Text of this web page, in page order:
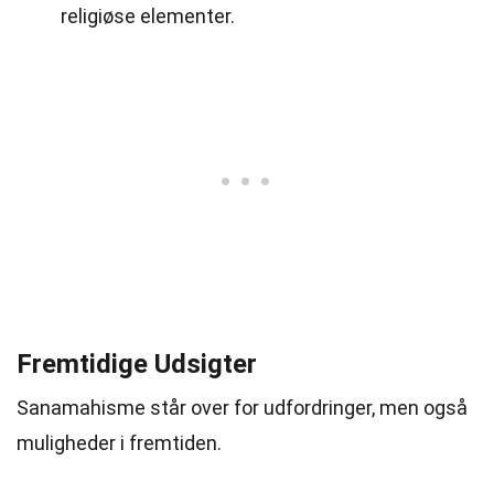
religiøse elementer.
Fremtidige Udsigter
Sanamahisme står over for udfordringer, men også
muligheder i fremtiden.